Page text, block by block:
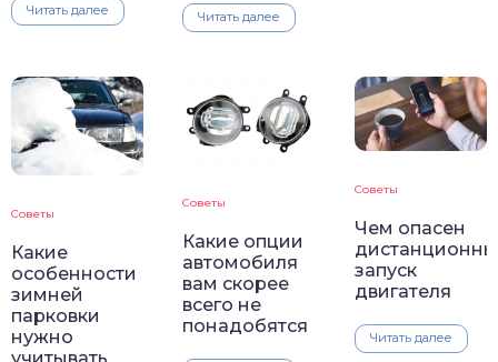
Читать далее Читать далее
Советы
Какие
особенности
зимней
парковки
нужно
Советы
Какие опции
автомобиля
вам скорее
всего не
понадобятся
Советы
Чем опасен
запуск
двигателя
Читать далее